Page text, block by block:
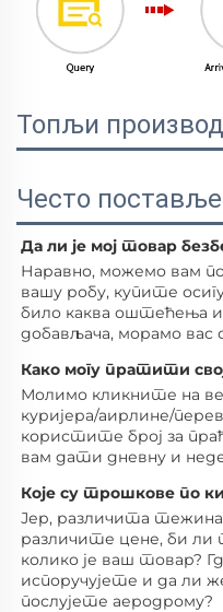
Топљи производ
Често
Да ли је мој товар
Наравно, можемо вам
вашу робу, купите
било каква оштећења
добављача, морамо
Како могу пратити
Молимо кликните на
куријера/аирлине/
користите број за
вам дати дневну и
Које су трошкове по
Јер, различита
различите цене, би ли
колико је ваш товар?
испоручујете и да ли
послујете аеродрому?